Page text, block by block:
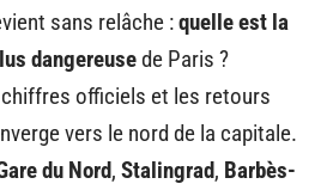
sans relâche :quelle est la
dangereusede Paris ?
officiels et les retours
vers le nord de la capitale.
du Nord, Stalingrad, Barbès-